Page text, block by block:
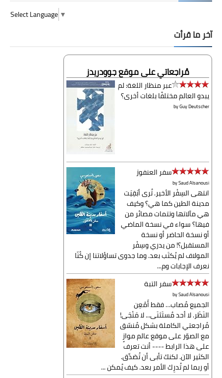
Select Language ▼
آخر ما قرأت
مُراجعاتي على موقع جوودريدز
عبر منظار اللغة: لم
يبدو العالم مختلفًا بلغات أخرى؟
byGuy Deutscher
سفر العنفوز
bySaud Alsanousi
انتهى السِفْر الأخير. تُرى أبَقِيَت
مدينة الطين كما هي؟ وكيف
هي مآلاتها وتتمات مصائر من
فيها؟ سواء في نسخة الماضي
أو نسخة الحاضر أو نسخة
المستقبل؟! من يدري وسِفْر
المولاف لم يُكتَب بعد. وما جدوى تساؤلاتنا إن كُنّا
نعرف الإجابات وم...
سفر التبة
bySaud Alsanousi
الجميع مُصاب… فقط أَمْعِن
النَظَر. لا أحد مُستَثنَى... لا مَنْجَى!
مُراجعتي الكاملة بشكل مُنسّق
مع الصوّر على موقع عالم موازٍ
على هذا الرابط ---- أنت تعرف
الكثير الآن. لكنك تأبى أن تُصَدِّق.
أو ربما لم تُدرِك الأمر بعد. كيف يُمكن ...